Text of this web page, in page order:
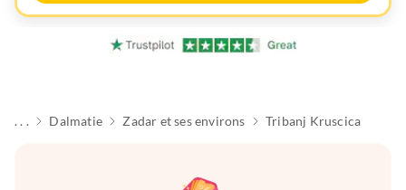
. . . Dalmatie Zadar et ses environs Tribanj Kruscica